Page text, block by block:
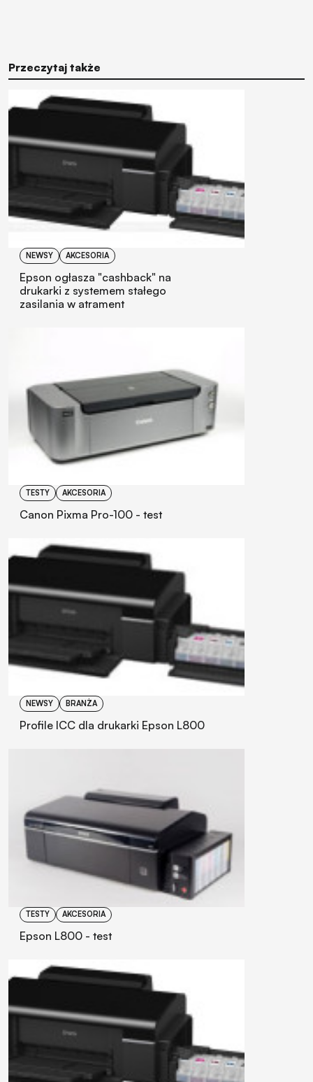
Przeczytaj także
NEWSY AKCESORIA
Epson ogłasza "cashback" na
drukarki z systemem stałego
zasilania w atrament
TESTY AKCESORIA
Canon Pixma Pro-100 - test
NEWSY BRANŻA
Profile ICC dla drukarki Epson L800
TESTY AKCESORIA
Epson L800 - test